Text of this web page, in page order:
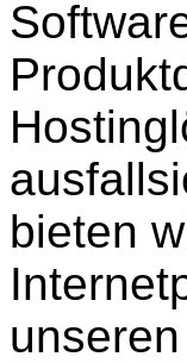
bieten